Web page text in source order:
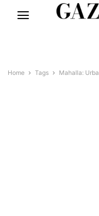
Home Tags Mahalla: